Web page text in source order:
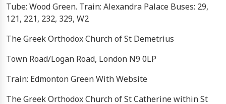
Tube: Wood Green. Train: Alexandra Palace Buses: 29,
121, 221, 232, 329, W2
The Greek Orthodox Church of St Demetrius
Town Road/Logan Road, London N9 0LP
Train: Edmonton Green With Website
The Greek Orthodox Church of St Catherine within St